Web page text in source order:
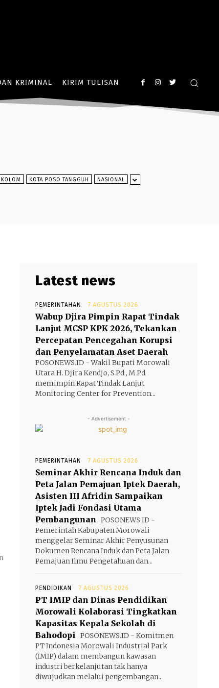
KRIMINAL KIRIM TULISAN
KOLOM KOTA POSO TANGGUH NASIONAL
Latest news
PEMERINTAHAN 7 AGUSTUS 2026
Wabup Djira Pimpin Rapat Tindak
Lanjut MCSP KPK 2026, Tekankan
Percepatan Pencegahan Korupsi
dan Penyelamatan Aset Daerah
POSONEWS.ID - Wakil Bupati Morowali
Utara H. Djira Kendjo, S.Pd., M.Pd.
memimpin Rapat Tindak Lanjut
Monitoring Center for Prevention...
- Advertisement -
PEMERINTAHAN 7 AGUSTUS 2026
Seminar Akhir Rencana Induk dan
Peta Jalan Pemajuan Iptek Daerah,
Asisten III Afridin Sampaikan
Iptek Jadi Fondasi Utama
Pembangunan POSONEWS.ID -
Pemerintah Kabupaten Morowali
menggelar Seminar Akhir Penyusunan
Dokumen Rencana Induk dan Peta Jalan
Pemajuan Ilmu Pengetahuan dan...
PENDIDIKAN 7 AGUSTUS 2026
PT IMIP dan Dinas Pendidikan
Morowali Kolaborasi Tingkatkan
Kapasitas Kepala Sekolah di
Bahodopi POSONEWS.ID - Komitmen
PT Indonesia Morowali Industrial Park
(IMIP) dalam membangun kawasan
industri berkelanjutan tak hanya
diwujudkan melalui pengembangan...